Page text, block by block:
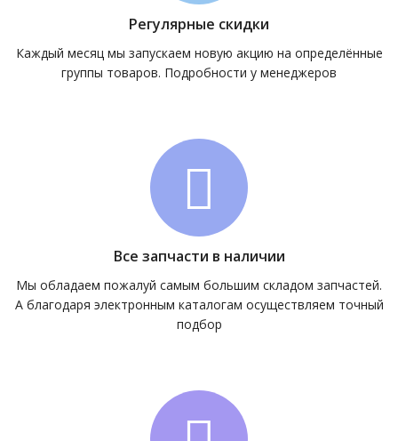
Регулярные скидки
Каждый месяц мы запускаем новую акцию на определённые
группы товаров. Подробности у менеджеров
Все запчасти в наличии
Мы обладаем пожалуй самым большим складом запчастей.
А благодаря электронным каталогам осуществляем точный
подбор